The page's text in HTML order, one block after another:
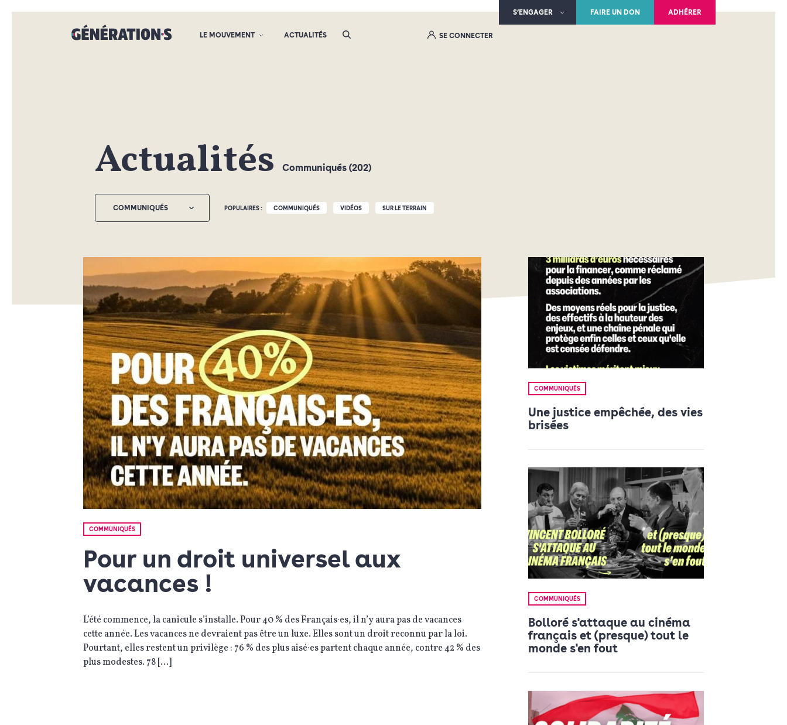
S’ENGAGER FAIRE UN DON ADHÉRER
LE MOUVEMENT ACTUALITÉS SE CONNECTER
Actualités Communiqués (202)
COMMUNIQUÉS POPULAIRES : COMMUNIQUÉS VIDÉOS SUR LE TERRAIN
COMMUNIQUÉS
Pour un droit universel aux
vacances !
L’été commence, la canicule s’installe. Pour 40 % des Français·es, il n’y aura pas de vacances
cette année. Les vacances ne devraient pas être un luxe. Elles sont un droit reconnu par la loi.
Pourtant, elles restent un privilège : 76 % des plus aisé·es partent chaque année, contre 42 % des
plus modestes. 78 […]
COMMUNIQUÉS
Une justice empêchée, des vies
brisées
COMMUNIQUÉS
Bolloré s'attaque au cinéma
français et (presque) tout le
monde s'en fout